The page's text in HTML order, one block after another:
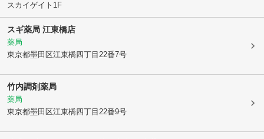
スカイゲイト1F
スギ薬局 江東橋店
薬局
東京都墨田区江東橋四丁目22番7号
竹内調剤薬局
薬局
東京都墨田区江東橋四丁目22番9号